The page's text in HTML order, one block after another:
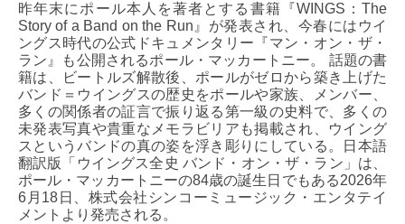
昨年末にポール本人を著者とする書籍『WINGS：The
Story of a Band on the Run』が発表され、今春にはウイ
ングス時代の公式ドキュメンタリー『マン・オン・ザ・
ラン』も公開されるポール・マッカートニー。 話題の書
籍は、ビートルズ解散後、ポールがゼロから築き上げた
バンド＝ウイングスの歴史をポールや家族、メンバー、
多くの関係者の証言で振り返る第一級の史料で、多くの
未発表写真や貴重なメモラビリアも掲載され、ウイング
スというバンドの真の姿を浮き彫りにしている。日本語
翻訳版「ウイングス全史 バンド・オン・ザ・ラン」は、
ポール・マッカートニーの84歳の誕生日でもある2026年
6月18日、株式会社シンコーミュージック・エンタテイ
メントより発売される。